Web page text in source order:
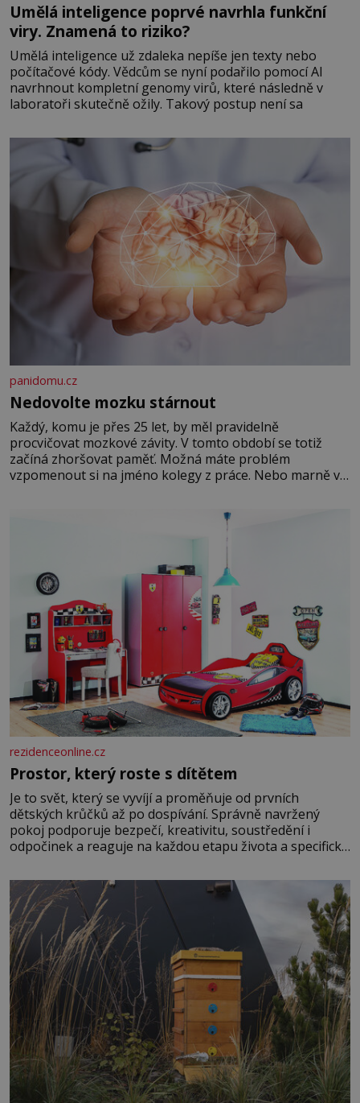
Umělá inteligence poprvé navrhla funkční
viry. Znamená to riziko?
Umělá inteligence už zdaleka nepíše jen texty nebo
počítačové kódy. Vědcům se nyní podařilo pomocí AI
navrhnout kompletní genomy virů, které následně v
laboratoři skutečně ožily. Takový postup není sa
panidomu.cz
Nedovolte mozku stárnout
Každý, komu je přes 25 let, by měl pravidelně
procvičovat mozkové závity. V tomto období se totiž
začíná zhoršovat paměť. Možná máte problém
vzpomenout si na jméno kolegy z práce. Nebo marně v
rezidenceonline.cz
Prostor, který roste s dítětem
Je to svět, který se vyvíjí a proměňuje od prvních
dětských krůčků až po dospívání. Správně navržený
pokoj podporuje bezpečí, kreativitu, soustředění i
odpočinek a reaguje na každou etapu života a specifické
měkkost a bezpečí, proto by pokoj miminka měl působit
především klidně a útulně. Předškolní věk je